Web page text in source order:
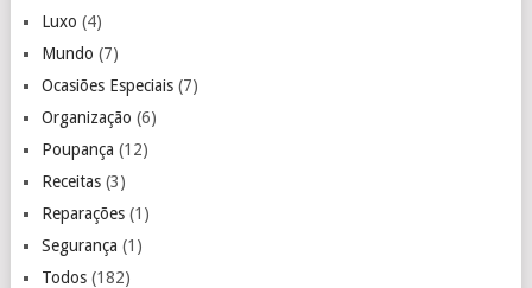
Luxo (4)
Mundo (7)
Ocasiões Especiais(7)
Organização (6)
Poupança (12)
Receitas(3)
Reparações(1)
Segurança (1)
Todos(182)